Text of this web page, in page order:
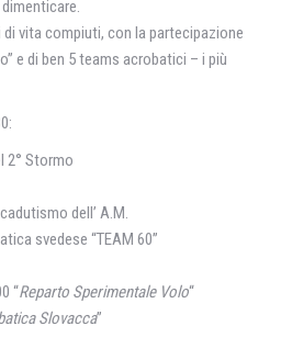
vita compiuti, con la partecipazione
e di ben 5 teams acrobatici – i più
2° Stormo
dell’ A.M.
svedese “TEAM 60”
“Reparto Sperimentale Volo“
Slovacca”